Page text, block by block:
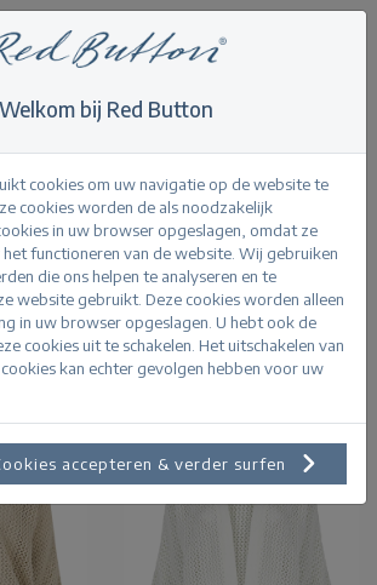
Home > Knitwear
Knitwear
Product Filters
Welkom bij Red Button
cookies om uw navigatie op de website te
cookies worden de als noodzakelijk
in uw browser opgeslagen, omdat ze
functioneren van de website. Wij gebruiken
die ons helpen te analyseren en te
website gebruikt. Deze cookies worden alleen
in uw browser opgeslagen. U hebt ook de
cookies uit te schakelen. Het uitschakelen van
kan echter gevolgen hebben voor uw
accepteren & verder surfen